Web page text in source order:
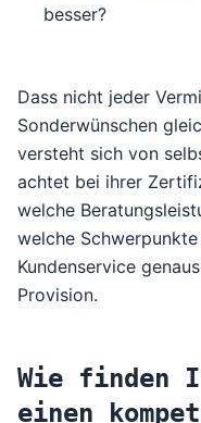
besser?
Dass nicht jeder
Sonderwünschen
versteht sich von
achtet bei ihrer
welche
welche
Kundenservice
Provision.
Wie finden
einen